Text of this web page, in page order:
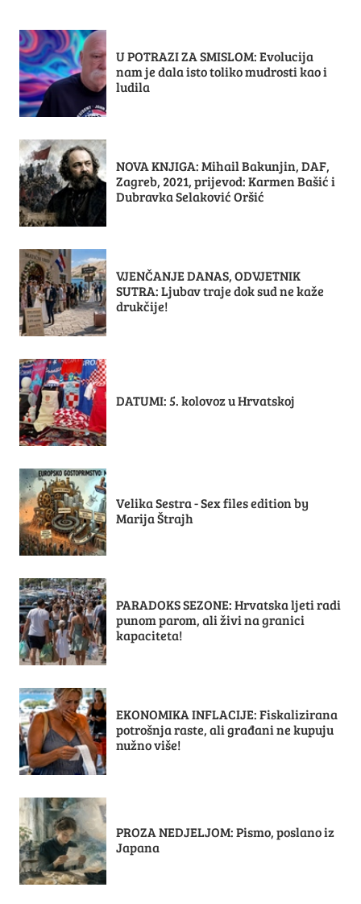
U POTRAZI ZA SMISLOM: Evolucija
nam je dala isto toliko mudrosti kao i
ludila
NOVA KNJIGA: Mihail Bakunjin, DAF,
Zagreb, 2021, prijevod: Karmen Bašić i
Dubravka Selaković Oršić
VJENČANJE DANAS, ODVJETNIK
SUTRA: Ljubav traje dok sud ne kaže
drukčije!
DATUMI: 5. kolovoz u Hrvatskoj
Velika Sestra - Sex files edition by
Marija Štrajh
PARADOKS SEZONE: Hrvatska ljeti radi
punom parom, ali živi na granici
kapaciteta!
EKONOMIKA INFLACIJE: Fiskalizirana
potrošnja raste, ali građani ne kupuju
nužno više!
PROZA NEDJELJOM: Pismo, poslano iz
Japana